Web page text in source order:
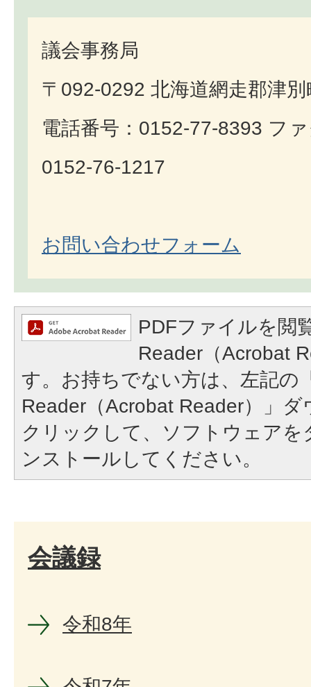
議会事務局
〒092-0292 北海道網走郡津
電話番号：0152-77-8393 フ
0152-76-1217
お問い合わせフォーム
PDFファイルを閲
Reader（Acrobat
す。お持ちでない方は、左記の
Reader（Acrobat Reader）」
クリックして、ソフトウェア
ンストールしてください。
会議録
令和8年